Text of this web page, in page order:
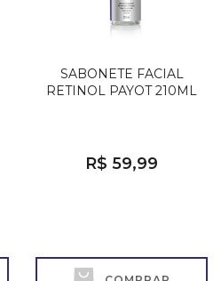
SABONETE FACIAL
RETINOL PAYOT 210ML
R$ 59,99